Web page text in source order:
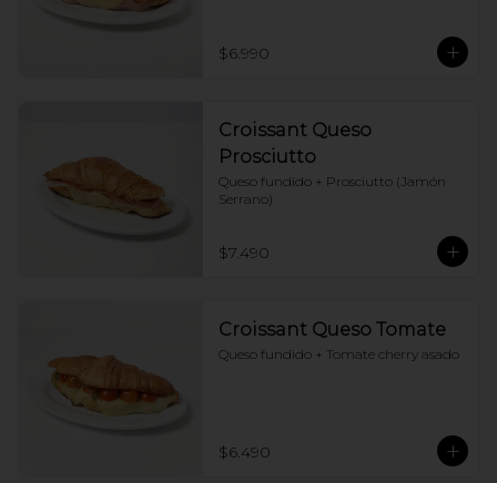
$6.990
Croissant Queso
Prosciutto
Queso fundido + Prosciutto (Jamón
Serrano)
$7.490
Croissant Queso Tomate
Queso fundido + Tomate cherry asado
$6.490